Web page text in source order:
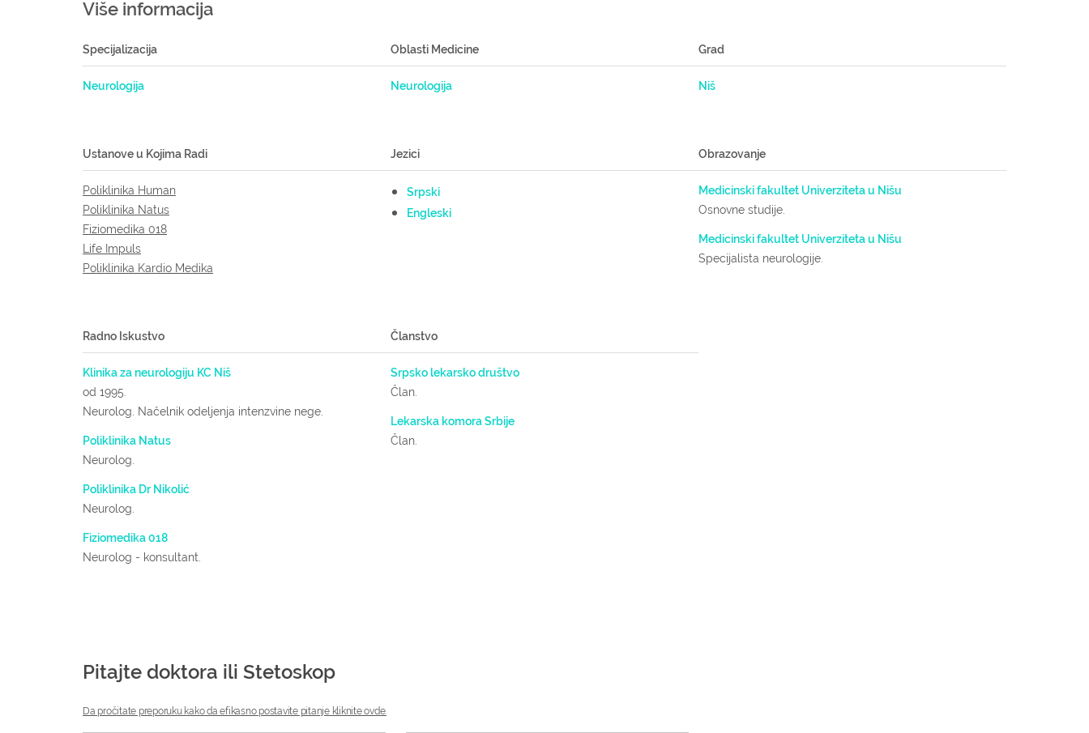
Više informacija
Specijalizacija
Neurologija
Oblasti Medicine
Neurologija
Grad
Niš
Ustanove u Kojima Radi
Poliklinika Human
Poliklinika Natus
Fiziomedika 018
Life Impuls
Poliklinika Kardio Medika
Jezici
Srpski
Engleski
Obrazovanje
Medicinski fakultet Univerziteta u Nišu
Osnovne studije.
Medicinski fakultet Univerziteta u Nišu
Specijalista neurologije.
Radno Iskustvo
Klinika za neurologiju KC Niš
od 1995.
Neurolog. Načelnik odeljenja intenzvine nege.
Poliklinika Natus
Neurolog.
Poliklinika Dr Nikolić
Neurolog.
Fiziomedika 018
Neurolog - konsultant.
Članstvo
Srpsko lekarsko društvo
Član.
Lekarska komora Srbije
Član.
Pitajte doktora ili Stetoskop
Da pročitate preporuku kako da efikasno postavite pitanje kliknite ovde.